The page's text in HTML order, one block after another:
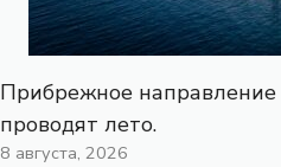
Прибрежное направление
проводят лето.
8 августа, 2026